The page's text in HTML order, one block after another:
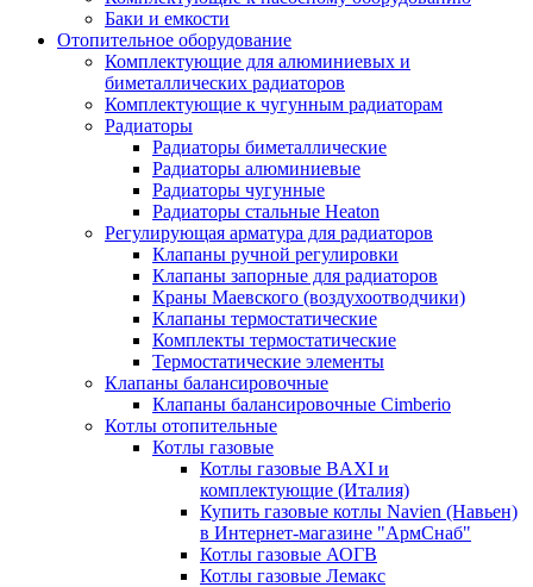
Баки и емкости
Отопительное оборудование
Комплектующие для алюминиевых и
биметаллических радиаторов
Комплектующие к чугунным радиаторам
Радиаторы
Радиаторы биметаллические
Радиаторы алюминиевые
Радиаторы чугунные
Радиаторы стальные Heaton
Регулирующая арматура для радиаторов
Клапаны ручной регулировки
Клапаны запорные для радиаторов
Краны Маевского (воздухоотводчики)
Клапаны термостатические
Комплекты термостатические
Термостатические элементы
Клапаны балансировочные
Клапаны балансировочные Cimberio
Котлы отопительные
Котлы газовые
Котлы газовые BAXI и
комплектующие (Италия)
Купить газовые котлы Navien (Навьен)
в Интернет-магазине "АрмСнаб"
Котлы газовые АОГВ
Котлы газовые Лемакс